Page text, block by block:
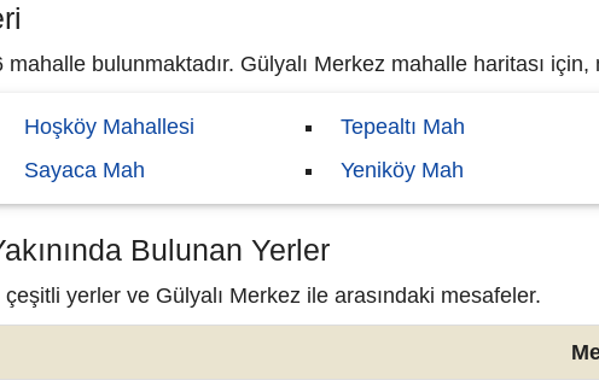
mahalle bulunmaktadır. Gülyalı Merkez mahalle haritası için,
Hoşköy Mahallesi
Sayaca Mah
Tepealtı Mah
Yeniköy Mah
Bulunan Yerler
yerler ve Gülyalı Merkez ile arasındaki mesafeler.